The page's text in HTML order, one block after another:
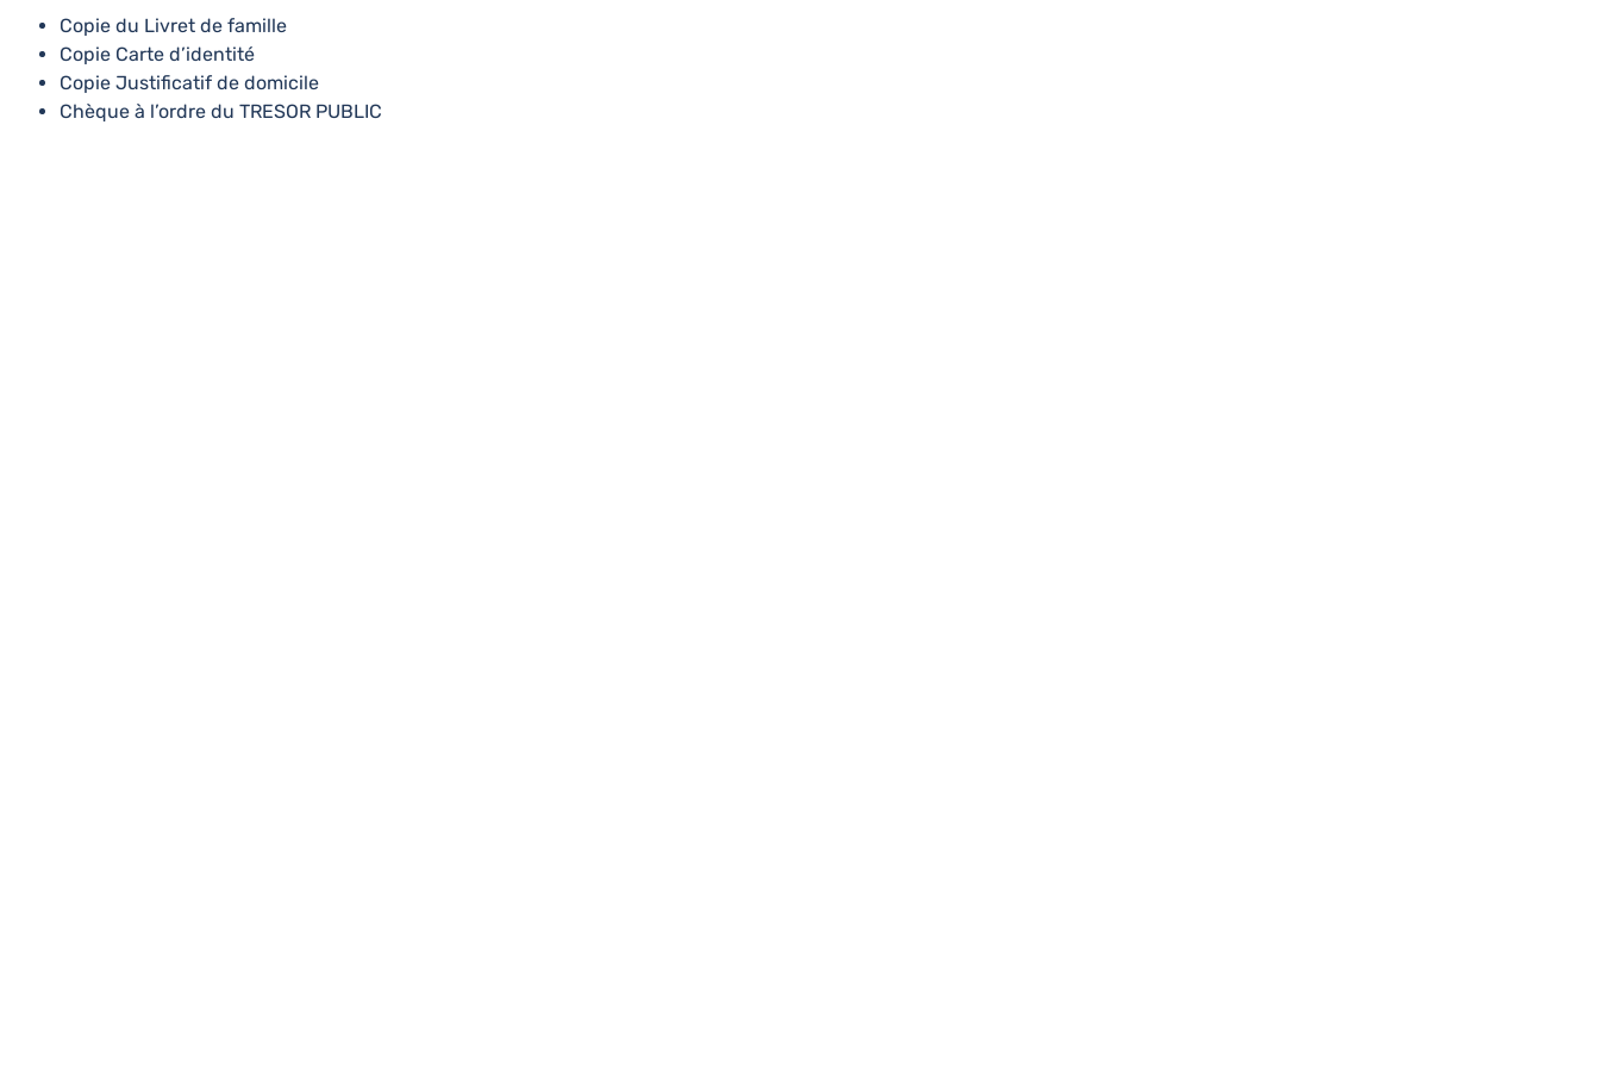
Copie du Livret de famille
Copie Carte d’identité
Copie Justificatif de domicile
Chèque à l’ordre du TRESOR PUBLIC